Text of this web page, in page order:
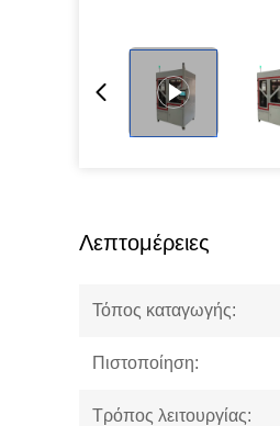
Λεπτομέρειες
Τόπος καταγωγής:
Πιστοποίηση:
Τρόπος λειτουργίας: